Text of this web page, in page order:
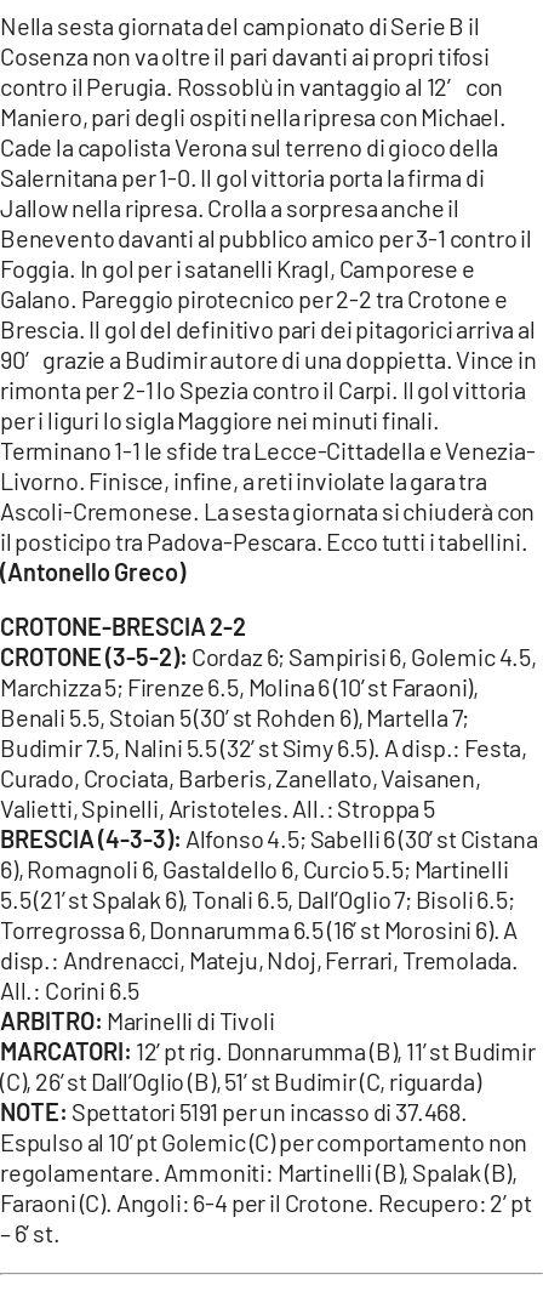
CATANZAROCHANNEL.IT
LACAPITALENEWS.IT
App
ANDROID
APPLE
Nella sesta giornata del campionato di Serie B il
Cosenza non va oltre il pari davanti ai propri tifosi
contro il Perugia. Rossoblù in vantaggio al 12′ con
Maniero, pari degli ospiti nella ripresa con Michael.
Cade la capolista Verona sul terreno di gioco della
Salernitana per 1-0. Il gol vittoria porta la firma di
Jallow nella ripresa. Crolla a sorpresa anche il
Benevento davanti al pubblico amico per 3-1 contro il
Foggia. In gol per i satanelli Kragl, Camporese e
Galano. Pareggio pirotecnico per 2-2 tra Crotone e
Brescia. Il gol del definitivo pari dei pitagorici arriva al
90′ grazie a Budimir autore di una doppietta. Vince in
rimonta per 2-1 lo Spezia contro il Carpi. Il gol vittoria
per i liguri lo sigla Maggiore nei minuti finali.
Terminano 1-1 le sfide tra Lecce-Cittadella e Venezia-
Livorno. Finisce, infine, a reti inviolate la gara tra
Ascoli-Cremonese. La sesta giornata si chiuderà con
il posticipo tra Padova-Pescara. Ecco tutti i tabellini.
(Antonello Greco)
CROTONE-BRESCIA 2-2
CROTONE (3-5-2): Cordaz 6; Sampirisi 6, Golemic 4.5,
Marchizza 5; Firenze 6.5, Molina 6 (10’ st Faraoni),
Benali 5.5, Stoian 5 (30’ st Rohden 6), Martella 7;
Budimir 7.5, Nalini 5.5 (32’ st Simy 6.5). A disp.: Festa,
Curado, Crociata, Barberis, Zanellato, Vaisanen,
Valietti, Spinelli, Aristoteles. All.: Stroppa 5
BRESCIA (4-3-3): Alfonso 4.5; Sabelli 6 (30’ st Cistana
6), Romagnoli 6, Gastaldello 6, Curcio 5.5; Martinelli
5.5 (21’ st Spalak 6), Tonali 6.5, Dall’Oglio 7; Bisoli 6.5;
Torregrossa 6, Donnarumma 6.5 (16’ st Morosini 6). A
disp.: Andrenacci, Mateju, Ndoj, Ferrari, Tremolada.
All.: Corini 6.5
ARBITRO: Marinelli di Tivoli
MARCATORI: 12’ pt rig. Donnarumma (B), 11’ st Budimir
(C), 26’ st Dall’Oglio (B), 51’ st Budimir (C, riguarda)
NOTE: Spettatori 5191 per un incasso di 37.468.
Espulso al 10’ pt Golemic (C) per comportamento non
regolamentare. Ammoniti: Martinelli (B), Spalak (B),
Faraoni (C). Angoli: 6-4 per il Crotone. Recupero: 2’ pt
– 6’ st.